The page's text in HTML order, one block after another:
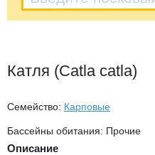
Катля (Catla catla)
Семейство: Карповые
Бассейны обитания: Прочие
Описание